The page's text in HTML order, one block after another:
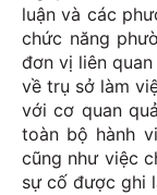
luận và các
chức năng
đơn vị liên
về trụ sở làm
với cơ quan
toàn bộ hành
cũng như việc
sự cố được ghi